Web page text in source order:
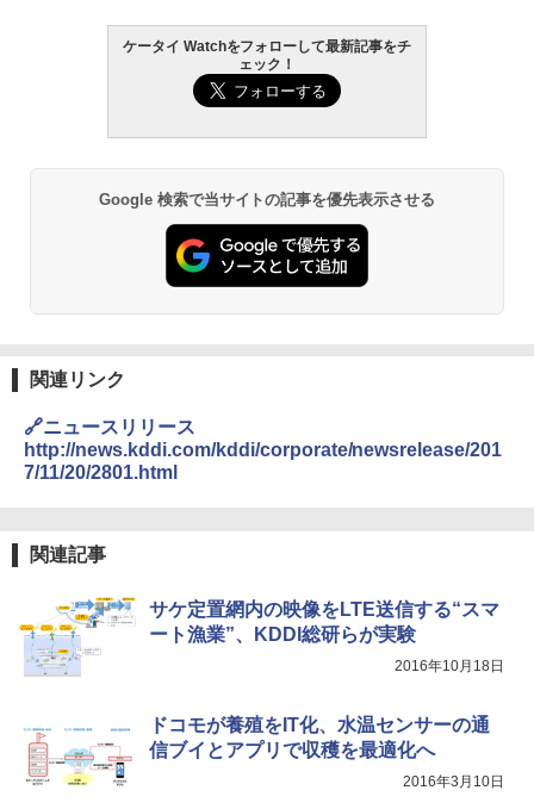
ケータイ Watchをフォローして最新記事をチ
ェック！
Google 検索で当サイトの記事を優先表示させる
関連リンク
🔗ニュースリリース
http://news.kddi.com/kddi/corporate/newsrelease/201
7/11/20/2801.html
関連記事
サケ定置網内の映像をLTE送信する“スマ
ート漁業”、KDDI総研らが実験
2016年10月18日
ドコモが養殖をIT化、水温センサーの通
信ブイとアプリで収穫を最適化へ
2016年3月10日